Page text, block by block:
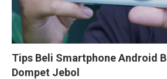
Tips Beli Smartphone Android
Dompet Jebol